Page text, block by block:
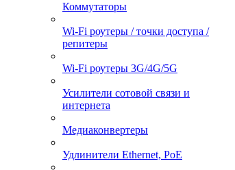
Коммутаторы
Wi-Fi роутеры / точки доступа /
репитеры
Wi-Fi роутеры 3G/4G/5G
Усилители сотовой связи и
интернета
Медиаконвертеры
Удлинители Ethernet, PoE